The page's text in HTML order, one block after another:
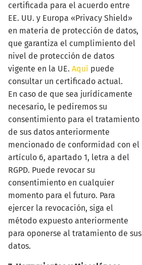
certificada para el acuerdo entre
EE. UU. y Europa «Privacy Shield»
en materia de protección de datos,
que garantiza el cumplimiento del
nivel de protección de datos
vigente en la UE. Aquí puede
consultar un certificado actual.
En caso de que sea jurídicamente
necesario, le pediremos su
consentimiento para el tratamiento
de sus datos anteriormente
mencionado de conformidad con el
artículo 6, apartado 1, letra a del
RGPD. Puede revocar su
consentimiento en cualquier
momento para el futuro. Para
ejercer la revocación, siga el
método expuesto anteriormente
para oponerse al tratamiento de sus
datos.